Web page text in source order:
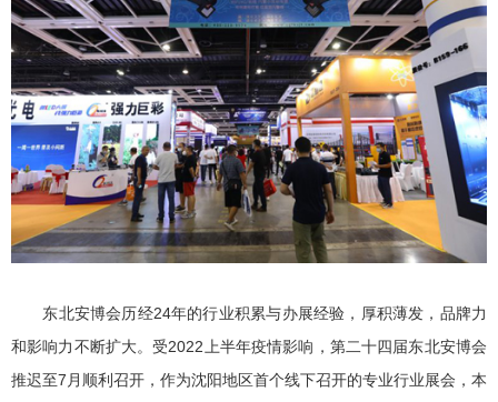
东北安博会历经24年的行业积累与办展经验，厚积薄发，品牌力
和影响力不断扩大。受2022上半年疫情影响，第二十四届东北安博会
推迟至7月顺利召开，作为沈阳地区首个线下召开的专业行业展会，本